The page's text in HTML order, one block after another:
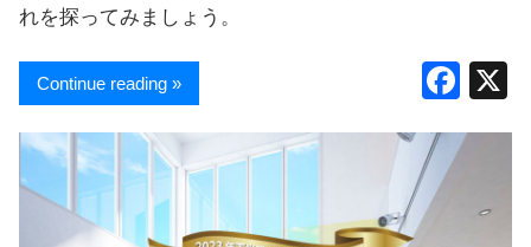
れを探ってみましょう。
F
c
Continue reading »